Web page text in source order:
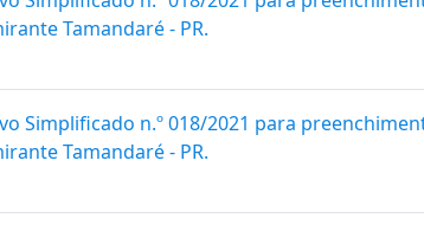
Tamandaré - PR.
Simplificado n.º 018/2021 para
Tamandaré - PR.